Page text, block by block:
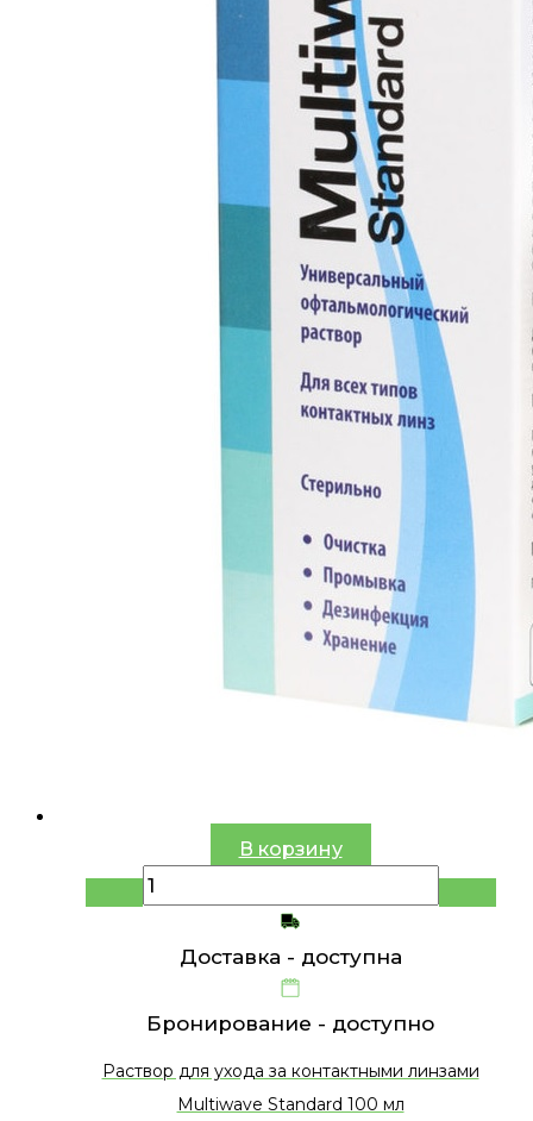
В корзину
Доставка - доступна
Бронирование - доступно
Раствор для ухода за контактными линзами
Multiwave Standard 100 мл